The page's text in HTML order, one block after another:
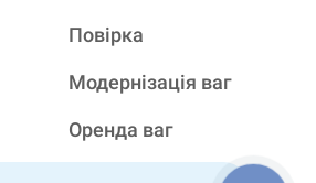
Повірка
Модернізація ваг
Оренда ваг